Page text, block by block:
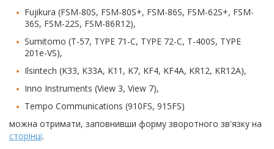
Fujikura (FSM-80S, FSM-80S+, FSM-86S, FSM-62S+, FSM-
36S, FSM-22S, FSM-86R12),
Sumitomo (T-57, TYPE 71-C, TYPE 72-C, T-400S, TYPE
201e-VS),
Ilsintech (K33, K33A, K11, K7, KF4, KF4A, KR12, KR12A),
Inno Instruments (View 3, View 7),
Tempo Communications (910FS, 915FS)
можна отримати, заповнивши форму зворотного зв'язку на
сторінці.